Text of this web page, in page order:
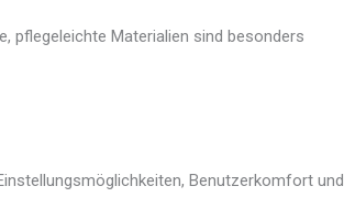
pflegeleichte Materialien sind besonders
Benutzerkomfort und